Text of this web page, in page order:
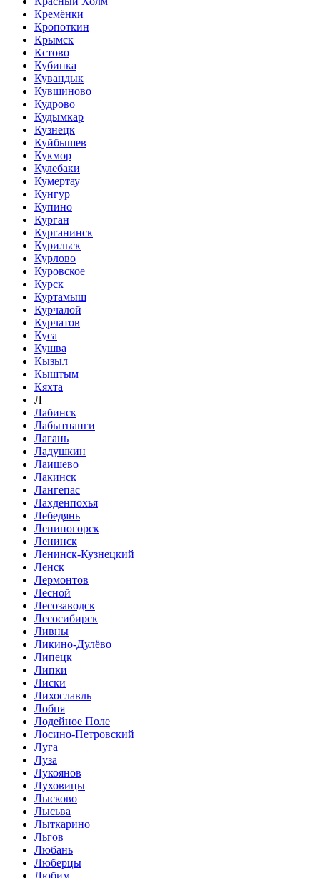
Кремёнки
Кропоткин
Крымск
Кстово
Кубинка
Кувандык
Кувшиново
Кудрово
Кудымкар
Кузнецк
Куйбышев
Кукмор
Кулебаки
Кумертау
Кунгур
Купино
Курган
Курганинск
Курильск
Курлово
Куровское
Курск
Куртамыш
Курчалой
Курчатов
Куса
Кушва
Кызыл
Кыштым
Кяхта
Л
Лабинск
Лабытнанги
Лагань
Ладушкин
Лаишево
Лакинск
Лангепас
Лахденпохья
Лебедянь
Лениногорск
Ленинск
Ленинск-Кузнецкий
Ленск
Лермонтов
Лесной
Лесозаводск
Лесосибирск
Ливны
Ликино-Дулёво
Липецк
Липки
Лиски
Лихославль
Лобня
Лодейное Поле
Лосино-Петровский
Луга
Луза
Лукоянов
Луховицы
Лысково
Лысьва
Лыткарино
Льгов
Любань
Люберцы
Любим